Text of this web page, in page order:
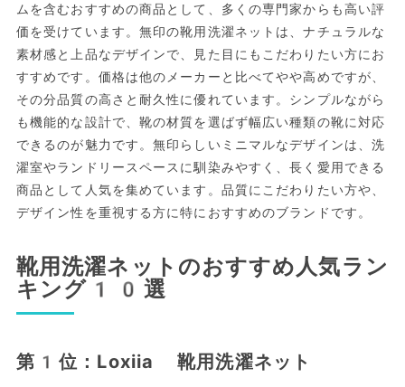
ムを含むおすすめの商品として、多くの専門家からも高い評
価を受けています。無印の靴用洗濯ネットは、ナチュラルな
素材感と上品なデザインで、見た目にもこだわりたい方にお
すすめです。価格は他のメーカーと比べてやや高めですが、
その分品質の高さと耐久性に優れています。シンプルながら
も機能的な設計で、靴の材質を選ばず幅広い種類の靴に対応
できるのが魅力です。無印らしいミニマルなデザインは、洗
濯室やランドリースペースに馴染みやすく、長く愛用できる
商品として人気を集めています。品質にこだわりたい方や、
デザイン性を重視する方に特におすすめのブランドです。
靴用洗濯ネットのおすすめ人気ラン
キング10選
第1位：Loxiia 靴用洗濯ネット